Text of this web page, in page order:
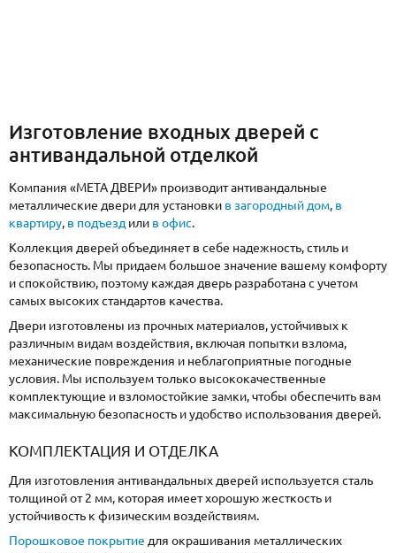
Изготовление входных дверей с
антивандальной отделкой
Компания «МЕТА ДВЕРИ» производит антивандальные
металлические двери для установки в загородный дом, в
квартиру, в подъезд или в офис.
Коллекция дверей объединяет в себе надежность, стиль и
безопасность. Мы придаем большое значение вашему комфорту
и спокойствию, поэтому каждая дверь разработана с учетом
самых высоких стандартов качества.
Двери изготовлены из прочных материалов, устойчивых к
различным видам воздействия, включая попытки взлома,
механические повреждения и неблагоприятные погодные
условия. Мы используем только высококачественные
комплектующие и взломостойкие замки, чтобы обеспечить вам
максимальную безопасность и удобство использования дверей.
КОМПЛЕКТАЦИЯ И ОТДЕЛКА
Для изготовления антивандальных дверей используется сталь
толщиной от 2 мм, которая имеет хорошую жесткость и
устойчивость к физическим воздействиям.
Порошковое покрытие для окрашивания металлических